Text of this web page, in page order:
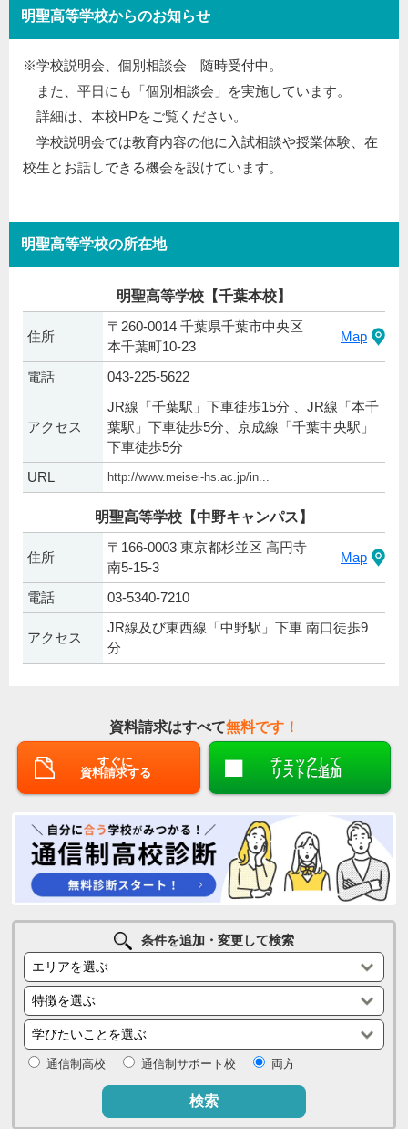
明聖高等学校からのお知らせ
※学校説明会、個別相談会 随時受付中。
また、平日にも「個別相談会」を実施しています。
詳細は、本校HPをご覧ください。
学校説明会では教育内容の他に入試相談や授業体験、在
校生とお話しできる機会を設けています。
明聖高等学校の所在地
明聖高等学校【千葉本校】
住所
〒260-0014 千葉県千葉市中央区
本千葉町10-23
Map
電話 043-225-5622
アクセス
JR線「千葉駅」下車徒歩15分 、JR線「本千
葉駅」下車徒歩5分、京成線「千葉中央駅」
下車徒歩5分
URL
http://www.meisei-hs.ac.jp/in...
明聖高等学校【中野キャンパス】
住所
〒166-0003 東京都杉並区 高円寺
南5-15-3
Map
電話 03-5340-7210
アクセス
JR線及び東西線「中野駅」下車 南口徒歩9
分
資料請求はすべて無料です！
すぐに
資料請求する
チェックして
リストに追加
条件を追加・変更して検索
通信制高校 通信制サポート校 両方
検索